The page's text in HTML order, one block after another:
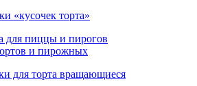
«кусочек торта»
для пиццы и пирогов
и пирожных
для торта вращающиеся